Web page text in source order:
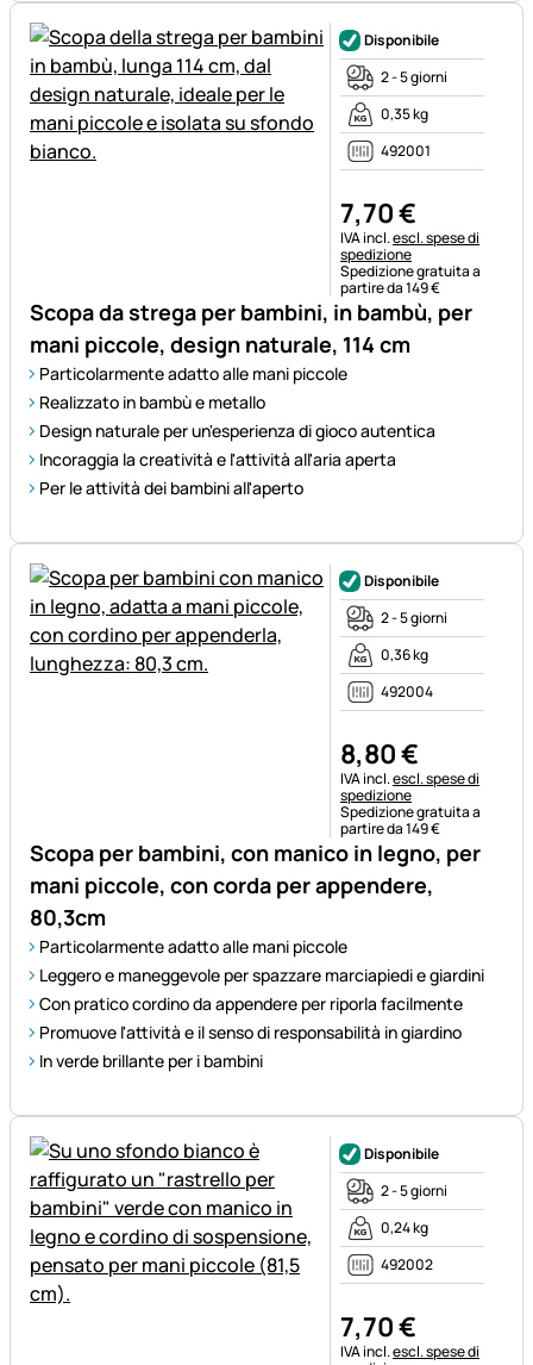
Scopa da strega per bambini, in bambù, per
mani piccole, design naturale, 114 cm
Particolarmente adatto alle mani piccole
Realizzato in bambù e metallo
Design naturale per un'esperienza di gioco autentica
Incoraggia la creatività e l'attività all'aria aperta
Per le attività dei bambini all'aperto
Disponibile
2 - 5 giorni
0,35 kg
492001
7,70€
Informazioni fiscali:
IVA incl.escl. spese di
spedizione
Spedizione gratuita a
partire da 149 €
Scopa per bambini, con manico in legno, per
mani piccole, con corda per appendere,
80,3cm
Particolarmente adatto alle mani piccole
Leggero e maneggevole per spazzare marciapiedi e giardini
Con pratico cordino da appendere per riporla facilmente
Promuove l'attività e il senso di responsabilità in giardino
In verde brillante per i bambini
Disponibile
2 - 5 giorni
0,36 kg
492004
8,80€
Informazioni fiscali:
IVA incl.escl. spese di
spedizione
Spedizione gratuita a
partire da 149 €
Disponibile
2 - 5 giorni
0,24 kg
492002
7,70€
Informazioni fiscali:
IVA incl.escl. spese di